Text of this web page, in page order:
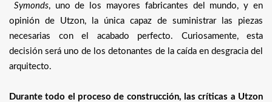
Symonds, uno de los mayores fabricantes del mundo, y en
opinión de Utzon, la única capaz de suministrar las piezas
necesarias con el acabado perfecto. Curiosamente, esta
decisión será uno de los detonantes de la caída en desgracia del
arquitecto.
Durante todo el proceso de construcción, las críticas a Utzon